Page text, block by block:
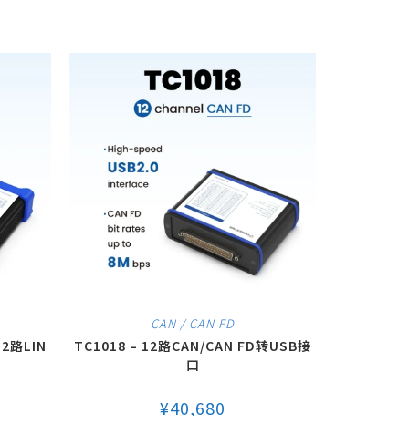
路LIN
CAN / CAN FD
TC1018 – 12路CAN/CAN FD转USB接
口
¥40,680